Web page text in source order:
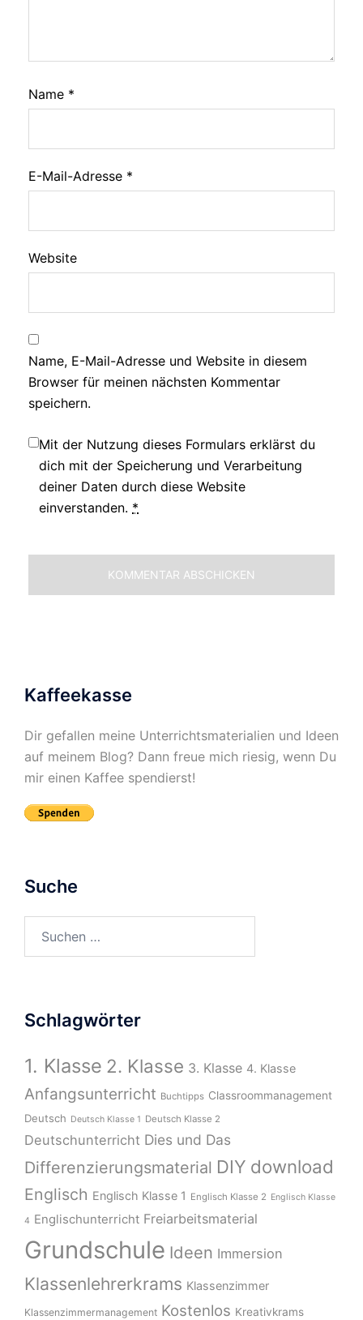
Name *
E-Mail-Adresse *
Website
Name, E-Mail-Adresse und Website in diesem
Browser für meinen nächsten Kommentar
speichern.
Mit der Nutzung dieses Formulars erklärst du
dich mit der Speicherung und Verarbeitung
deiner Daten durch diese Website
einverstanden. *
Kaffeekasse
Dir gefallen meine Unterrichtsmaterialien und Ideen
auf meinem Blog? Dann freue mich riesig, wenn Du
mir einen Kaffee spendierst!
Suche
Schlagwörter
1. Klasse 2. Klasse 3. Klasse 4. Klasse
Anfangsunterricht Buchtipps Classroommanagement
Deutsch Deutsch Klasse 1 Deutsch Klasse 2
Deutschunterricht Dies und Das
Differenzierungsmaterial DIY download
Englisch Englisch Klasse 1 Englisch Klasse 2 Englisch Klasse
4 Englischunterricht Freiarbeitsmaterial
Grundschule Ideen Immersion
Klassenlehrerkrams Klassenzimmer
Klassenzimmermanagement Kostenlos Kreativkrams